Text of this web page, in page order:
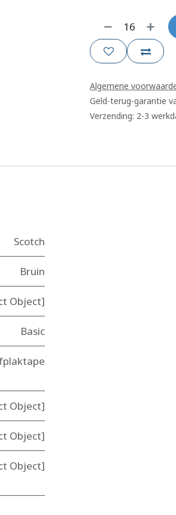
Algemene
Geld-terug-garantie
Verzending: 2-3
Scotch
Bruin
Object]
Basic
Object]
Object]
Object]